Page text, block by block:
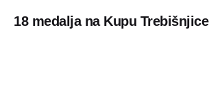
18 medalja na Kupu Trebišnjice